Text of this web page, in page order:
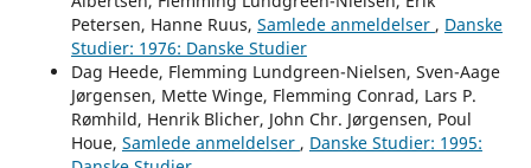
Petersen, Hanne Ruus, Samlede anmeldelser , Danske
Studier: 1976: Danske Studier
Dag Heede, Flemming Lundgreen-Nielsen, Sven-Aage
Jørgensen, Mette Winge, Flemming Conrad, Lars P.
Rømhild, Henrik Blicher, John Chr. Jørgensen, Poul
Houe, Samlede anmeldelser , Danske Studier: 1995: